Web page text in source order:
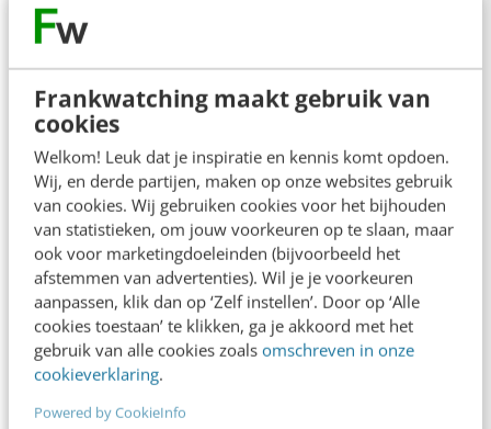
Frankwatching maakt gebruik van
cookies
Welkom! Leuk dat je inspiratie en kennis komt opdoen.
Wij, en derde partijen, maken op onze websites gebruik
van cookies. Wij gebruiken cookies voor het bijhouden
van statistieken, om jouw voorkeuren op te slaan, maar
ook voor marketingdoeleinden (bijvoorbeeld het
afstemmen van advertenties). Wil je je voorkeuren
aanpassen, klik dan op ‘Zelf instellen’. Door op ‘Alle
cookies toestaan’ te klikken, ga je akkoord met het
gebruik van alle cookies zoals omschreven in onze
cookieverklaring.
Powered by CookieInfo
In eerste instantie gingen wij er namelijk vanuit
titel van de video zou zijn en niet de
beschrijving. Redelijk stom natuurlijk, want waar
zou je anders de caption moeten uitwerken?
Hoe het ook zij: wees hierin dus alvast net zo
crea bea als je normaal gesproken bent, en
gebruik hashtags. Vooral #LinkedInLive is een
goede toevoeging ;).